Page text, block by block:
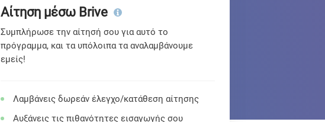
Αίτηση μέσω Brive
Συμπλήρωσε την αίτησή σου για αυτό το
πρόγραμμα, και τα υπόλοιπα τα αναλαμβάνουμε
εμείς!
Λαμβάνεις δωρεάν έλεγχο/κατάθεση αίτησης
Αυξάνεις τις πιθανότητες εισαγωγής σου